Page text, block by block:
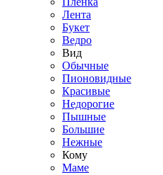
Лента
Букет
Ведро
Вид
Обычные
Пионовидные
Красивые
Недорогие
Пышные
Большие
Нежные
Кому
Маме